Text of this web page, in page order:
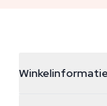
Winkelinformatie